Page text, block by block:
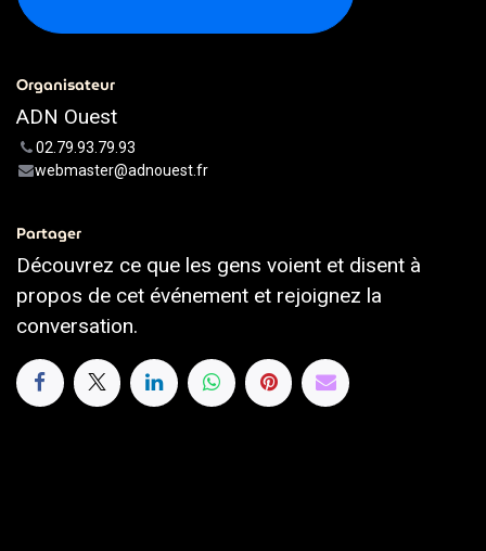
Organisateur
ADN Ouest
02.79.93.79.93
webmaster@adnouest.fr
Partager
Découvrez ce que les gens voient et disent à
propos de cet événement et rejoignez la
conversation.